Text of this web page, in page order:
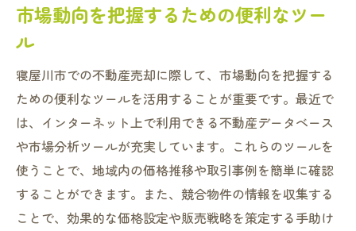
市場動向を把握するための便利なツー
ル
寝屋川市での不動産売却に際して、市場動向を把握する
ための便利なツールを活用することが重要です。最近で
は、インターネット上で利用できる不動産データベース
や市場分析ツールが充実しています。これらのツールを
使うことで、地域内の価格推移や取引事例を簡単に確認
することができます。また、競合物件の情報を収集する
ことで、効果的な価格設定や販売戦略を策定する手助け